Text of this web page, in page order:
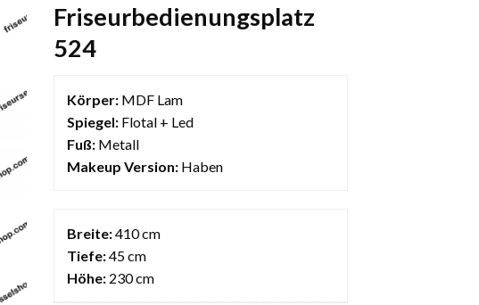
Friseurbedienungsplatz
524
Körper: MDF Lam
Spiegel: Flotal + Led
Fuß: Metall
Makeup Version: Haben
Breite:410 cm
Tiefe:45 cm
Höhe: 230 cm